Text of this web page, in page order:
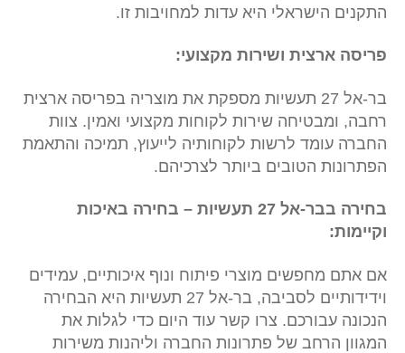
התקנים הישראלי היא עדות למחויבות זו.
פריסה ארצית ושירות מקצועי:
בר-אל 27 תעשיות מספקת את מוצריה בפריסה ארצית
רחבה, ומבטיחה שירות לקוחות מקצועי ואמין. צוות
החברה עומד לרשות לקוחותיה לייעוץ, תמיכה והתאמת
הפתרונות הטובים ביותר לצרכיהם.
בחירה בבר-אל 27 תעשיות – בחירה באיכות
וקיימות:
אם אתם מחפשים מוצרי פיתוח ונוף איכותיים, עמידים
וידידותיים לסביבה, בר-אל 27 תעשיות היא הבחירה
הנכונה עבורכם. צרו קשר עוד היום כדי לגלות את
המגוון הרחב של פתרונות החברה וליהנות משירות